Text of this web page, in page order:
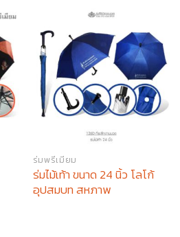
ร่มพรีเมียม
ร่มไม้เท้า ขนาด 24 นิ้ว โลโก้
อุปสมบท สหภาพ